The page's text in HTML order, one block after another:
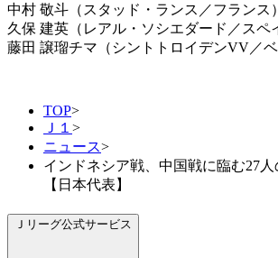
中村 敬斗（スタッド・ランス／フランス）
久保 建英（レアル・ソシエダード／スペ
藤田 譲瑠チマ（シントトロイデンVV／
TOP>
Ｊ１ >
ニュース>
インドネシア戦、中国戦に臨む27
【日本代表】
Ｊリーグ公式サービス